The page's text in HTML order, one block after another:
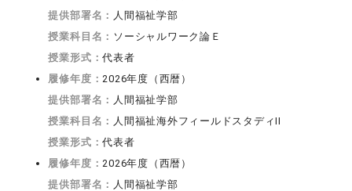
提供部署名： 人間福祉学部
授業科目名： ソーシャルワーク論Ｅ
授業形式：代表者
履修年度：2026年度（西暦）
提供部署名： 人間福祉学部
授業科目名： 人間福祉海外フィールドスタディII
授業形式：代表者
履修年度：2026年度（西暦）
提供部署名： 人間福祉学部